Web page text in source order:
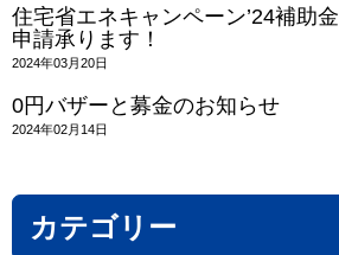
住宅省エネキャンペーン’24補助金
申請承ります！
2024年03月20日
0円バザーと募金のお知らせ
2024年02月14日
カテゴリー